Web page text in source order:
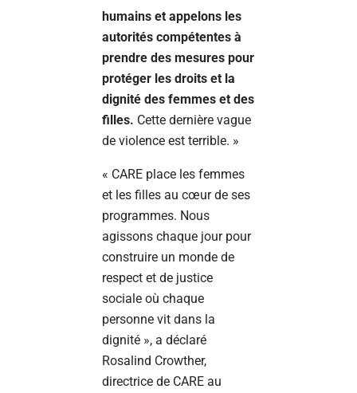
humains et appelons les
autorités compétentes à
prendre des mesures pour
protéger les droits et la
dignité des femmes et des
filles. Cette dernière vague
de violence est terrible. »
« CARE place les femmes
et les filles au cœur de ses
programmes. Nous
agissons chaque jour pour
construire un monde de
respect et de justice
sociale où chaque
personne vit dans la
dignité », a déclaré
Rosalind Crowther,
directrice de CARE au